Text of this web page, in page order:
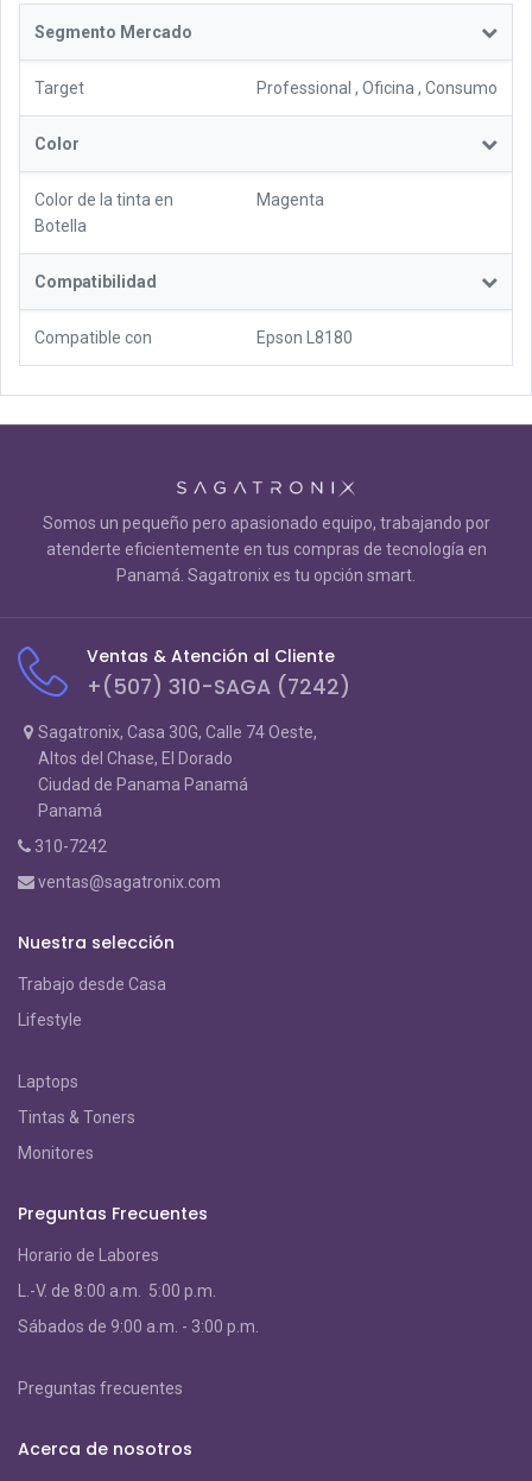
Segmento Mercado
Target Professional , Oficina , Consumo
Color
Color de la tinta en
Botella
Magenta
Compatibilidad
Compatible con Epson L8180
Somos un pequeño pero apasionado equipo, trabajando por
atenderte eficientemente en tus compras de tecnología en
Panamá. Sagatronix es tu opción smart.
Ventas & Atención al Cliente
+(507) 310-SAGA (7242)
Sagatronix, Casa 30G, Calle 74 Oeste,
Altos del Chase, El Dorado
Ciudad de Panama Panamá
Panamá
310-7242
ventas@sagatronix.com
Nuestra selección
Trabajo desde Casa
Lifestyle
Laptops
Tintas & Toners
Monitores
Preguntas Frecuentes
Horario de Labores
L.-V. de 8:00 a.m. 5:00 p.m.
Sábados de 9:00 a.m. - 3:00 p.m.
Preguntas frecuentes
Acerca de nosotros